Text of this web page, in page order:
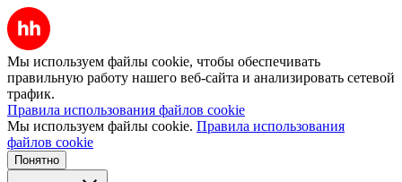
Мы используем файлы cookie, чтобы обеспечивать
правильную работу нашего веб-сайта и анализировать сетевой
трафик.
Правила использования файлов cookie
Мы используем файлы cookie. Правила использования
файлов cookie
Понятно